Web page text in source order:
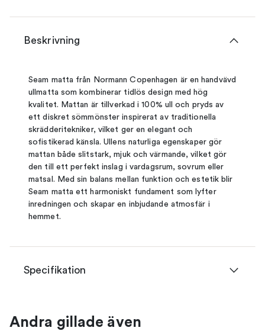
Beskrivning
Seam matta från Normann Copenhagen är en handvävd
ullmatta som kombinerar tidlös design med hög
kvalitet. Mattan är tillverkad i 100% ull och pryds av
ett diskret sömmönster inspirerat av traditionella
skrädderitekniker, vilket ger en elegant och
sofistikerad känsla. Ullens naturliga egenskaper gör
mattan både slitstark, mjuk och värmande, vilket gör
den till ett perfekt inslag i vardagsrum, sovrum eller
matsal. Med sin balans mellan funktion och estetik blir
Seam matta ett harmoniskt fundament som lyfter
inredningen och skapar en inbjudande atmosfär i
hemmet.
Specifikation
Andra gillade även